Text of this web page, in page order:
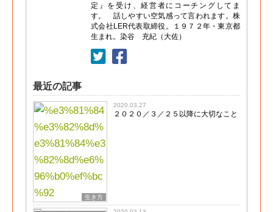
定』を受け、経営者にコーチングしてま
す。 話しやすい空気感って言われます。株
式会社LER代表取締役。１９７２年・東京都
生まれ。染谷 充紀（大佐）
最近の記事
生き方
2020.03.27
２０２０／３／２５以降に大切なこと